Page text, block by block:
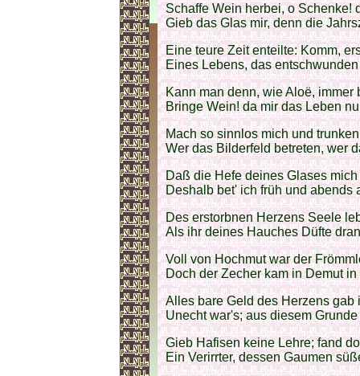
Schaffe Wein herbei, o Schenke!
Gieb das Glas mir, denn die
Eine teure Zeit enteilte: Komm,
Eines Lebens, das
Kann man denn, wie Aloë,
Bringe Wein! da mir das Leben
Mach so sinnlos mich und
Wer das Bilderfeld betreten, wer
Daß die Hefe deines Glases
Deshalb bet' ich früh und abends
Des erstorbnen Herzens Seele
Als ihr deines Hauches Düfte
Voll von Hochmut war der
Doch der Zecher kam in Demut
Alles bare Geld des Herzens gab
Unecht war's; aus diesem
Gieb Hafisen keine Lehre; fand
Ein Verirrter, dessen Gaumen